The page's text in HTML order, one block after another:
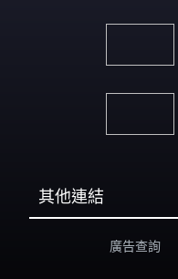
其他連結
廣告查詢